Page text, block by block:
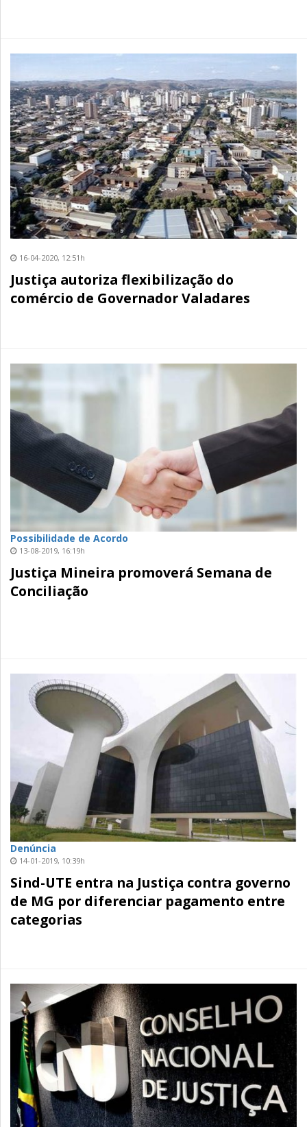
16-04-2020, 12:51h
Justiça autoriza flexibilização do
comércio de Governador Valadares
Possibilidade de Acordo
13-08-2019, 16:19h
Justiça Mineira promoverá Semana de
Conciliação
Denúncia
14-01-2019, 10:39h
Sind-UTE entra na Justiça contra governo
de MG por diferenciar pagamento entre
categorias